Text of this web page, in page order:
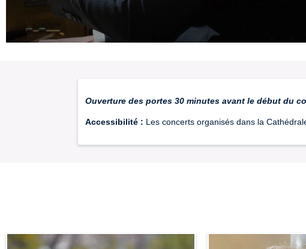
Ouverture des portes 30 minutes avant le début du
Accessibilité : Les concerts organisés dans la